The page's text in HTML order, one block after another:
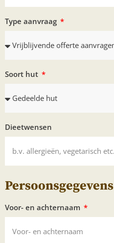
Type aanvraag
Soort hut
Dieetwensen
Persoonsgegevens
Voor- en achternaam